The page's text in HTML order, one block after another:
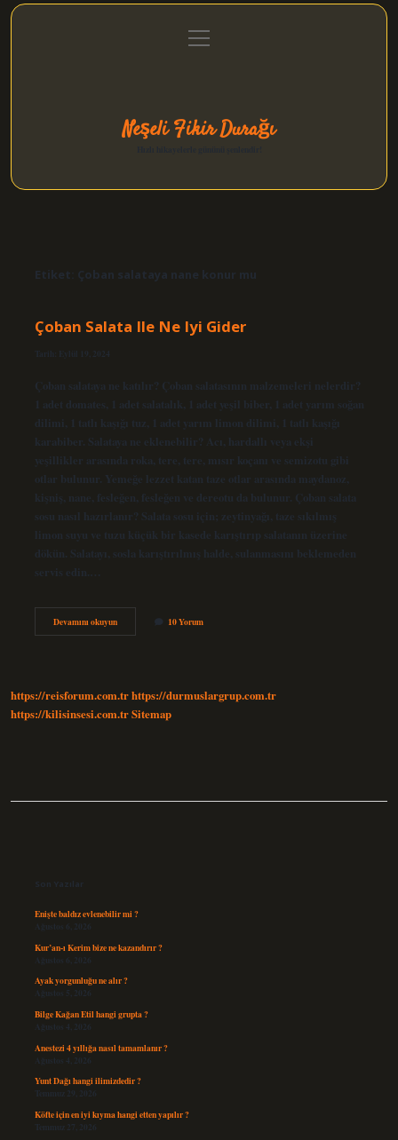
Gizlilik Politikası
menüyü
aç
Neşeli Fikir Durağı
Etiket: Çoban salataya nane konur mu
Çoban Salata Ile Ne Iyi Gider
Tarih: Eylül 19, 2024
Çoban salataya ne katılır? Çoban salatasının malzemeleri nelerdir?
1 adet domates, 1 adet salatalık, 1 adet yeşil biber, 1 adet yarım soğan
dilimi, 1 tatlı kaşığı tuz, 1 adet yarım limon dilimi, 1 tatlı kaşığı
karabiber. Salataya ne eklenebilir? Acı, hardallı veya ekşi
yeşillikler arasında roka, tere, tere, mısır koçanı ve semizotu gibi
otlar bulunur. Yemeğe lezzet katan taze otlar arasında maydanoz,
kişniş, nane, fesleğen, fesleğen ve dereotu da bulunur. Çoban salata
sosu nasıl hazırlanır? Salata sosu için; zeytinyağı, taze sıkılmış
limon suyu ve tuzu küçük bir kasede karıştırıp salatanın üzerine
dökün. Salatayı, sosla karıştırılmış halde, sulanmasını beklemeden
servis edin.…
Devamını okuyunÇoban
Salata
10 Yorum
https://reisforum.com.trhttps://durmuslargrup.com.tr
https://kilisinsesi.com.trSitemap
Son Yazılar
Enişte baldız evlenebilir mi ?
Ağustos 6, 2026
Kur’an-ı Kerim bize ne kazandırır ?
Ağustos 6, 2026
Ayak yorgunluğu ne alır ?
Ağustos 5, 2026
Bilge Kağan Etil hangi grupta ?
Ağustos 4, 2026
Anestezi 4 yıllığa nasıl tamamlanır ?
Ağustos 4, 2026
Yunt Dağı hangi ilimizdedir ?
Temmuz 29, 2026
Köfte için en iyi kıyma hangi etten yapılır ?
Temmuz 27, 2026